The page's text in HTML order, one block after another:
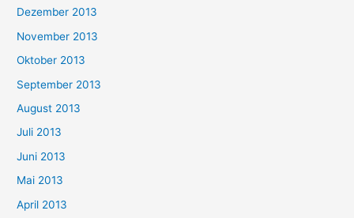
Dezember 2013
November 2013
Oktober 2013
September 2013
August 2013
Juli 2013
Juni 2013
Mai 2013
April 2013